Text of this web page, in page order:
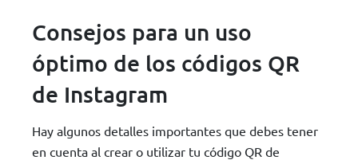
Consejos para un uso
óptimo de los códigos QR
de Instagram
Hay algunos detalles importantes que debes tener
en cuenta al crear o utilizar tu código QR de